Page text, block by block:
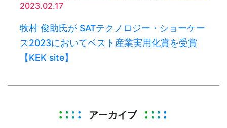
2023.02.17
牧村 俊助氏が SATテクノロジー・ショーケー
ス2023においてベスト産業実用化賞を受賞
【KEK site】
アーカイブ